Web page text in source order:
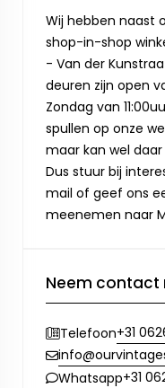
Wij hebben naast
shop-in-shop
- Van der
deuren zijn open
Zondag van
spullen op onze
maar kan wel
Dus stuur bij
mail of geef ons
meenemen naar
Neem contact
Telefoon+31
Whatsapp+31